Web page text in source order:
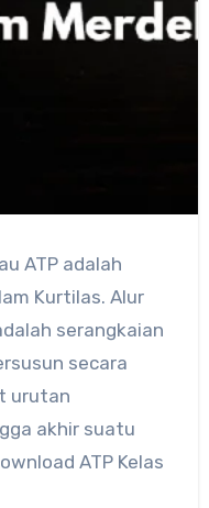
ATP adalah
Kurtilas. Alur
serangkaian
secara
urutan
akhir suatu
ATP Kelas